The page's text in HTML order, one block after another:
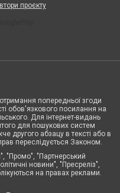
проєкту
попередньої згоди
обов'язкового посилання на
Для інтернет-видань
для пошукових систем
другого абзацу в тексті або в
переслідується Законом.
"Промо", "Партнерський
новини", "Пресреліз",
на правах реклами.